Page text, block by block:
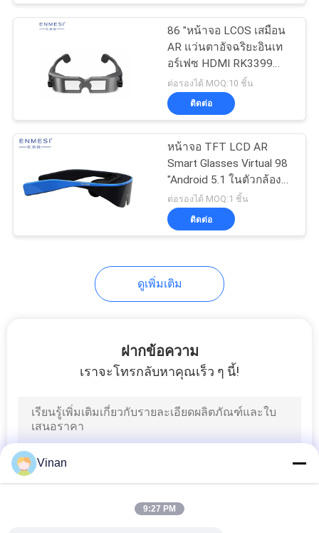
แว่นตาอัจฉริยะบลูทูธ
54
86 "หน้าจอ LCOS เสมือน
AR แว่นตาอัจฉริยะอินเท
อร์เฟซ HDMI RK3399
128 G TF Card
ต่อรองได้ MOQ:10 ชิ้น
ติดต่อ
หน้าจอ TFT LCD AR
Smart Glasses Virtual 98
"Android 5.1 ในตัวกล้อง
200 ล้าน
ต่อรองได้ MOQ:1 ชิ้น
ติดต่อ
ดูเพิ่มเติม
ฝากข้อความ
เราจะโทรกลับหาคุณเร็ว ๆ นี้!
Vinan
9:27 PM